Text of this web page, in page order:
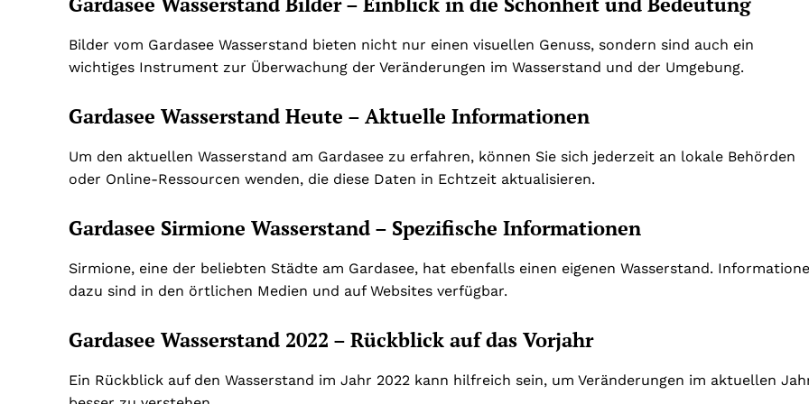
Bilder vom Gardasee Wasserstand bieten nicht nur einen visuellen Genuss, sondern sind auch ein
wichtiges Instrument zur Überwachung der Veränderungen im Wasserstand und der Umgebung.
Gardasee Wasserstand Heute – Aktuelle Informationen
Um den aktuellen Wasserstand am Gardasee zu erfahren, können Sie sich jederzeit an lokale Behörden
oder Online-Ressourcen wenden, die diese Daten in Echtzeit aktualisieren.
Gardasee Sirmione Wasserstand – Spezifische Informationen
Sirmione, eine der beliebten Städte am Gardasee, hat ebenfalls einen eigenen Wasserstand.
dazu sind in den örtlichen Medien und auf Websites verfügbar.
Gardasee Wasserstand 2022 – Rückblick auf das Vorjahr
Ein Rückblick auf den Wasserstand im Jahr 2022 kann hilfreich sein, um Veränderungen im aktuellen